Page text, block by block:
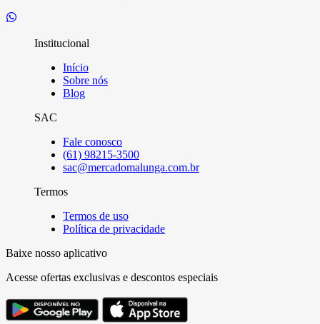
Institucional
Início
Sobre nós
Blog
SAC
Fale conosco
(61) 98215-3500
sac@mercadomalunga.com.br
Termos
Termos de uso
Política de privacidade
Baixe nosso aplicativo
Acesse ofertas exclusivas e descontos especiais